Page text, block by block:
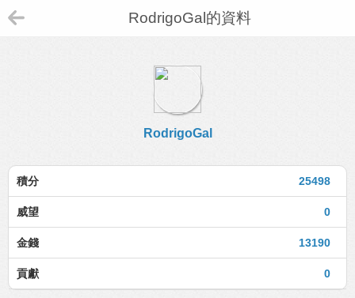
RodrigoGal的資料
RodrigoGal
25498
積分
0
威望
13190
金錢
0
貢獻